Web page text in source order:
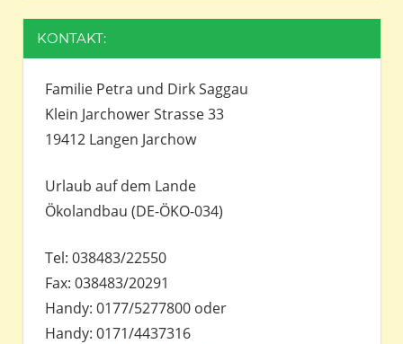
KONTAKT:
Familie Petra und Dirk Saggau
Klein Jarchower Strasse 33
19412 Langen Jarchow
Urlaub auf dem Lande
Ökolandbau (DE-ÖKO-034)
Tel: 038483/22550
Fax: 038483/20291
Handy: 0177/5277800 oder
Handy: 0171/4437316